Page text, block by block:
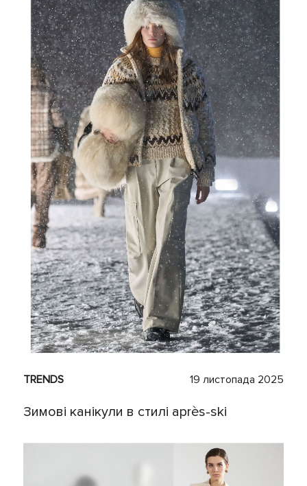
TRENDS 19 листопада 2025
Зимові канікули в стилі après-ski